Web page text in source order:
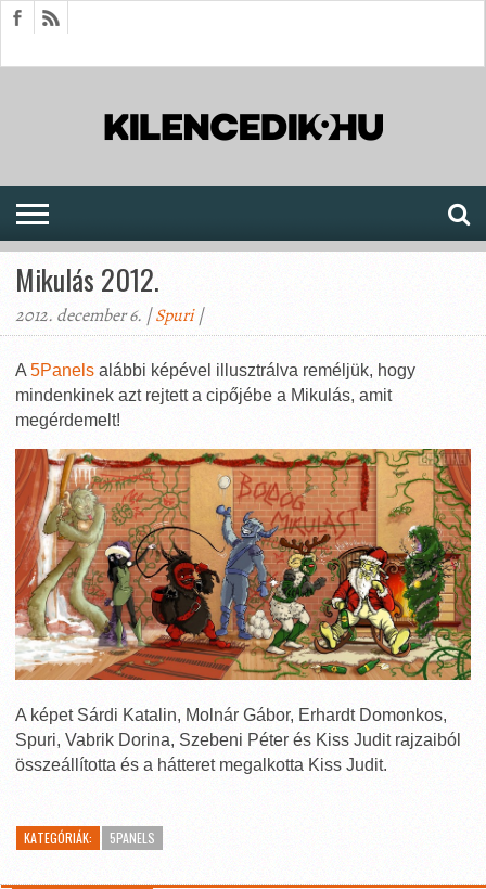
Mikulás 2012.
2012. december 6. |Spuri|
A 5Panels alábbi képével illusztrálva reméljük, hogy
mindenkinek azt rejtett a cipőjébe a Mikulás, amit
megérdemelt!
A képet Sárdi Katalin, Molnár Gábor, Erhardt Domonkos,
Spuri, Vabrik Dorina, Szebeni Péter és Kiss Judit rajzaiból
összeállította és a hátteret megalkotta Kiss Judit.
KATEGÓRIÁK: 5PANELS